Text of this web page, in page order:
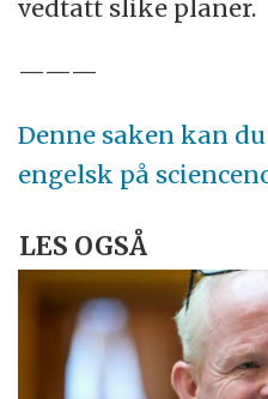
vedtatt slike planer.
———
Denne saken kan
engelsk på
LES OGSÅ